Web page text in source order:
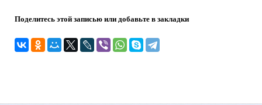
Поделитесь этой записью или добавьте в закладки